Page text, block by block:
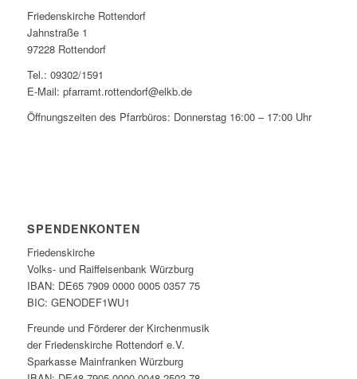
Friedenskirche Rottendorf
Jahnstraße 1
97228 Rottendorf
Tel.: 09302/1591
E-Mail: pfarramt.rottendorf@elkb.de
Öffnungszeiten des Pfarrbüros: Donnerstag 16:00 – 17:00 Uhr
SPENDENKONTEN
Friedenskirche
Volks- und Raiffeisenbank Würzburg
IBAN: DE65 7909 0000 0005 0357 75
BIC: GENODEF1WU1
Freunde und Förderer der Kirchenmusik
der Friedenskirche Rottendorf e.V.
Sparkasse Mainfranken Würzburg